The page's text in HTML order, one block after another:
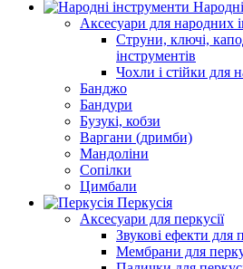
Аксесуари для народних
Струни, ключі,
інструментів
Чохли і стійки для
Банджо
Бандури
Бузукі, кобзи
Варгани (дримби)
Мандоліни
Сопілки
Цимбали
Перкусія
Аксесуари для перкусії
Звукові ефекти для
Мембрани для